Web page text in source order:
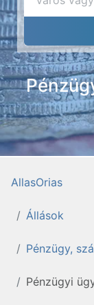
AllasOrias
Állások
Pénzügy,
Pénzügyi